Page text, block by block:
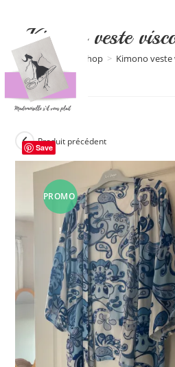
contentKimono veste
Shop > Kimono veste
PROMO
!
Produit précédent
Save